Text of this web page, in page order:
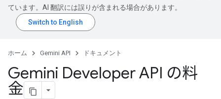
ています。AI 翻訳には誤りが含まれる場合があります。
ホーム Gemini API ドキュメント
Gemini Developer API の料
金